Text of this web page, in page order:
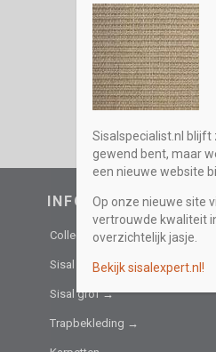
INFORMATIEF
Collectie →
Sisal fijn →
Sisal grof →
Trapbekleding →
Sisalspecialist.nl blijft
gewend bent, maar
een nieuwe website
Op onze nieuwe site
vertrouwde kwaliteit
overzichtelijk jasje.
Bekijk sisalexpert.nl!